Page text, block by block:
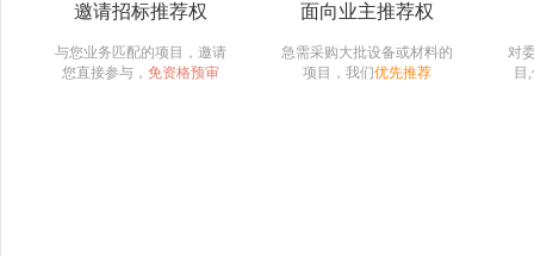
邀请招标推荐权
与您业务匹配的项目，邀请
您直接参与， 免资格预审
面向业主推荐权
急需采购大批设备或材料的
项目，我们优先推荐
对
目